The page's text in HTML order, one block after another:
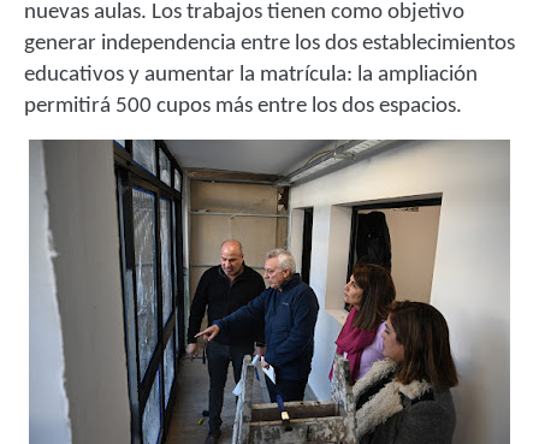
nuevas aulas. Los trabajos tienen como objetivo
generar independencia entre los dos establecimientos
educativos y aumentar la matrícula: la ampliación
permitirá 500 cupos más entre los dos espacios.